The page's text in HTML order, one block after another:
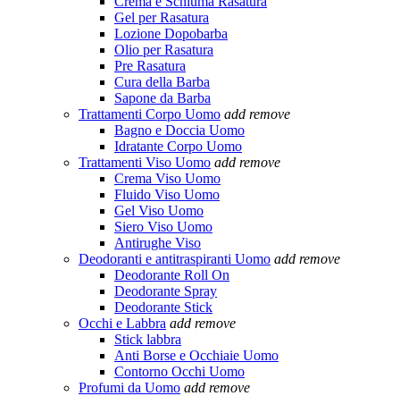
Gel per Rasatura
Lozione Dopobarba
Olio per Rasatura
Pre Rasatura
Cura della Barba
Sapone da Barba
Trattamenti Corpo Uomo add remove
Bagno e Doccia Uomo
Idratante Corpo Uomo
Trattamenti Viso Uomo add remove
Crema Viso Uomo
Fluido Viso Uomo
Gel Viso Uomo
Siero Viso Uomo
Antirughe Viso
Deodoranti e antitraspiranti Uomo add remove
Deodorante Roll On
Deodorante Spray
Deodorante Stick
Occhi e Labbra add remove
Stick labbra
Anti Borse e Occhiaie Uomo
Contorno Occhi Uomo
Profumi da Uomo add remove